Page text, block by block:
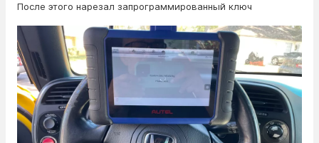
После этого нарезал запрограммированный ключ